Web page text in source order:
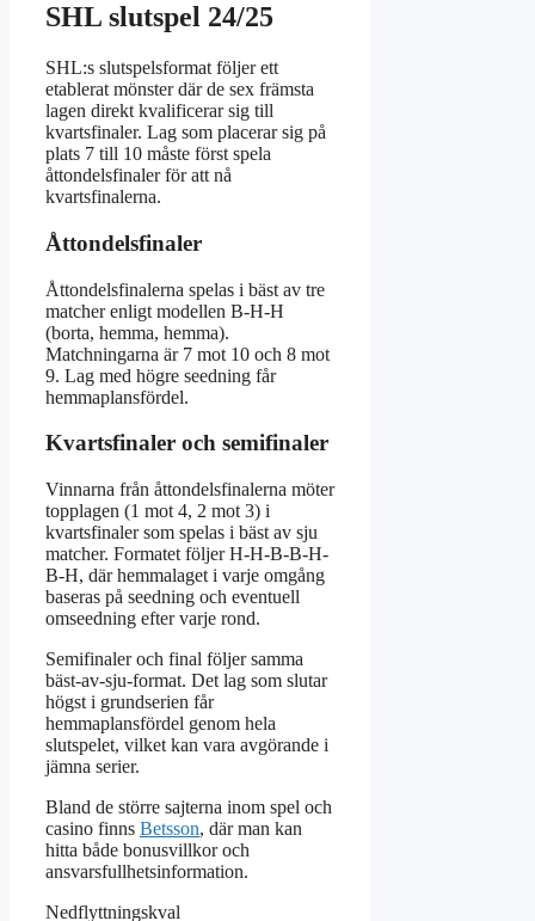
SHL slutspel 24/25
SHL:s slutspelsformat följer ett
etablerat mönster där de sex främsta
lagen direkt kvalificerar sig till
kvartsfinaler. Lag som placerar sig på
plats 7 till 10 måste först spela
åttondelsfinaler för att nå
kvartsfinalerna.
Åttondelsfinaler
Åttondelsfinalerna spelas i bäst av tre
matcher enligt modellen B-H-H
(borta, hemma, hemma).
Matchningarna är 7 mot 10 och 8 mot
9. Lag med högre seedning får
hemmaplansfördel.
Kvartsfinaler och semifinaler
Vinnarna från åttondelsfinalerna möter
topplagen (1 mot 4, 2 mot 3) i
kvartsfinaler som spelas i bäst av sju
matcher. Formatet följer H-H-B-B-H-
B-H, där hemmalaget i varje omgång
baseras på seedning och eventuell
omseedning efter varje rond.
Semifinaler och final följer samma
bäst-av-sju-format. Det lag som slutar
högst i grundserien får
hemmaplansfördel genom hela
slutspelet, vilket kan vara avgörande i
jämna serier.
Bland de större sajterna inom spel och
casino finns Betsson, där man kan
hitta både bonusvillkor och
ansvarsfullhetsinformation.
Nedflyttningskval